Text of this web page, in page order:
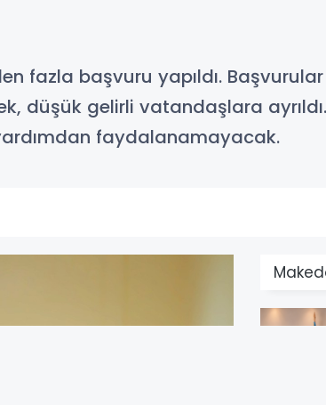
fazla başvuru yapıldı.
düşük gelirli vatandaşlara
faydalanamayacak.